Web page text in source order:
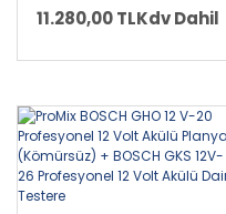
(Teslimat Kapsamında Akü
ve Şarj Cihazı Yoktur)
11.280,00 TLKdv Dahil